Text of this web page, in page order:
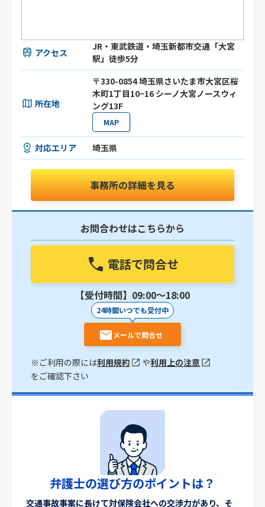
アクセス
JR・東武鉄道・埼玉新都市交通「大宮
駅」徒歩5分
所在地
〒330-0854 埼玉県さいたま市大宮区桜
木町1丁目10−16 シーノ大宮ノースウィ
ング13F
MAP
対応エリア 埼玉県
事務所の詳細を見る
お問合わせはこちらから
電話で問合せ
【受付時間】09:00〜18:00
24時間いつでも受付中
メールで問合せ
※ご利用の際には利用規約 や利用上の注意
をご確認下さい
弁護士の選び方のポイントは？
交通事故事案に長けて対保険会社への交渉力があり、そ